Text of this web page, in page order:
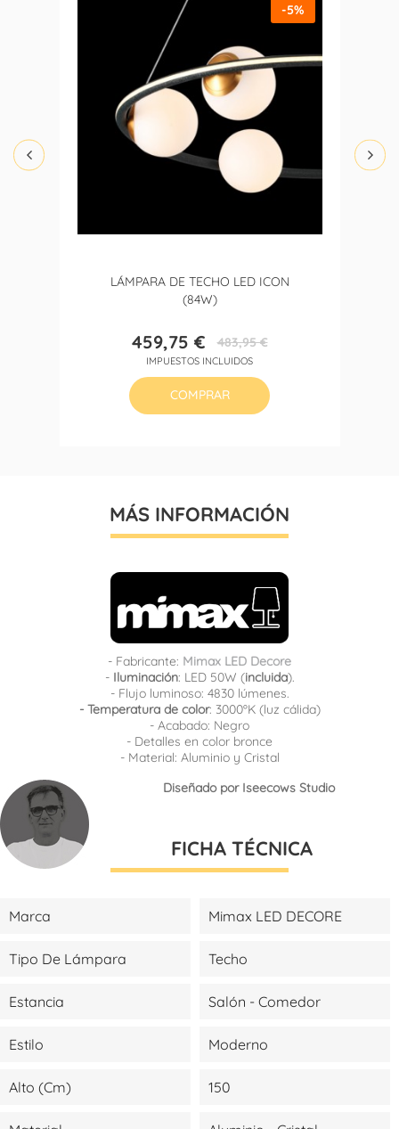
LÁMPARA DE TECHO LED ICON
(84W)
Precio
459,75 €Precio
base
483,95 €
IMPUESTOS INCLUIDOS
-5%
COMPRAR
MÁS INFORMACIÓN
- Fabricante: Mimax LED Decore
- Iluminación: LED 50W (incluida).
- Flujo luminoso: 4830 lúmenes.
- Temperatura de color: 3000ºK (luz cálida)
- Acabado: Negro
- Detalles en color bronce
- Material: Aluminio y Cristal
Diseñado por Iseecows Studio
FICHA TÉCNICA
Marca Mimax LED DECORE
Tipo De Lámpara Techo
Estancia Salón - Comedor
Estilo Moderno
Alto (cm) 150